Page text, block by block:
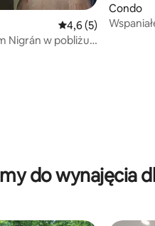
86 Średnia ocena: 4,6
4,6 (5)
Nigrán w pobliżu
Condo
do wynajęcia